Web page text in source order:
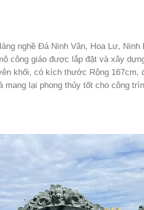
nghề Đá Ninh Vân, Hoa Lư,
công giáo được lắp đặt và xây
khối, có kích thước Rộng 167cm,
lại phong thủy tốt cho công